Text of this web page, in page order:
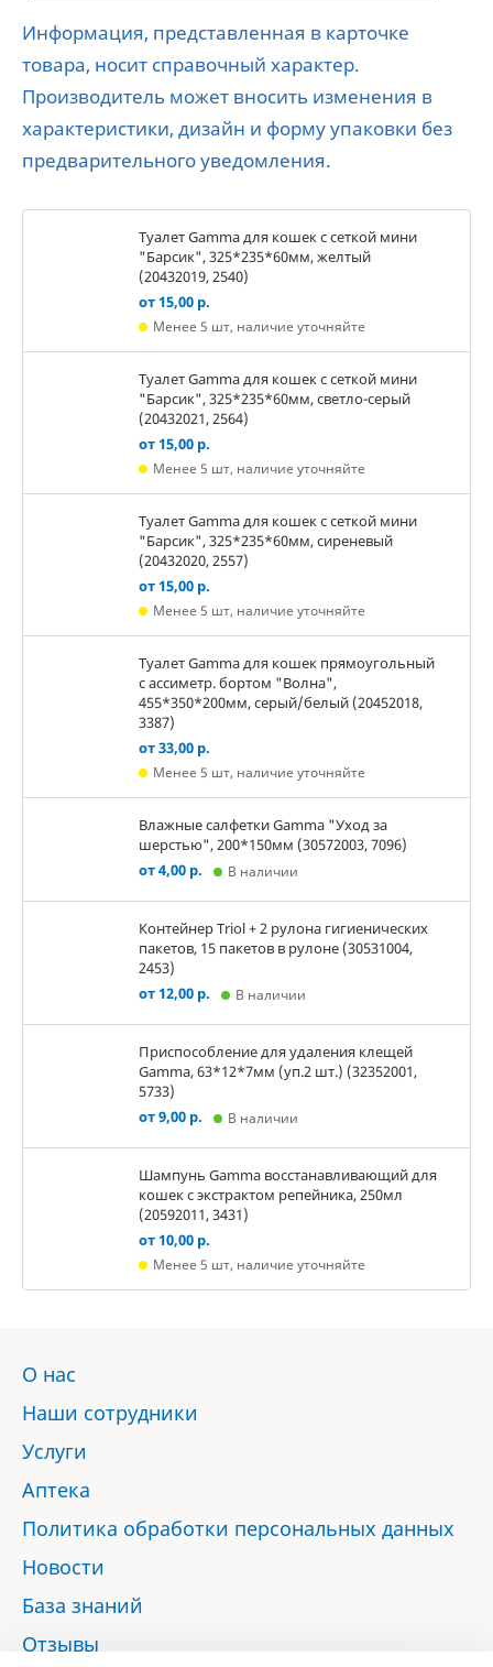
Информация, представленная в карточке
товара, носит справочный характер.
Производитель может вносить изменения в
характеристики, дизайн и форму упаковки без
предварительного уведомления.
Туалет Gamma для кошек c сеткой мини
"Барсик", 325*235*60мм, желтый
(20432019, 2540)
от 15,00 р.
Менее 5 шт, наличие уточняйте
Туалет Gamma для кошек c сеткой мини
"Барсик", 325*235*60мм, светло-серый
(20432021, 2564)
от 15,00 р.
Менее 5 шт, наличие уточняйте
Туалет Gamma для кошек c сеткой мини
"Барсик", 325*235*60мм, сиреневый
(20432020, 2557)
от 15,00 р.
Менее 5 шт, наличие уточняйте
Туалет Gamma для кошек прямоугольный
с ассиметр. бортом "Волна",
455*350*200мм, серый/белый (20452018,
3387)
от 33,00 р.
Менее 5 шт, наличие уточняйте
Влажные салфетки Gamma "Уход за
шерстью", 200*150мм (30572003, 7096)
от 4,00 р.
В наличии
Контейнер Triol + 2 рулона гигиенических
пакетов, 15 пакетов в рулоне (30531004,
2453)
от 12,00 р.
В наличии
Приспособление для удаления клещей
Gamma, 63*12*7мм (уп.2 шт.) (32352001,
5733)
от 9,00 р.
В наличии
Шампунь Gamma восстанавливающий для
кошек с экстрактом репейника, 250мл
(20592011, 3431)
от 10,00 р.
Менее 5 шт, наличие уточняйте
О нас
Наши сотрудники
Услуги
Аптека
Политика обработки персональных данных
Новости
База знаний
Отзывы